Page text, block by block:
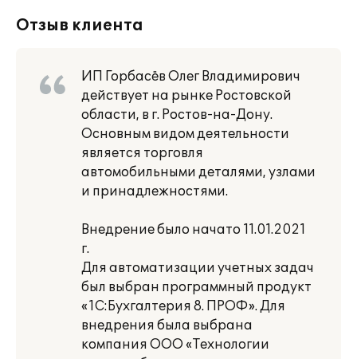
Отзыв клиента
ИП Горбасёв Олег Владимирович
действует на рынке Ростовской
области, в г. Ростов-на-Дону.
Основным видом деятельности
является торговля
автомобильными деталями, узлами
и принадлежностями.
Внедрение было начато 11.01.2021
г.
Для автоматизации учетных задач
был выбран программный продукт
«1С:Бухгалтерия 8. ПРОФ». Для
внедрения была выбрана
компания ООО «Технологии